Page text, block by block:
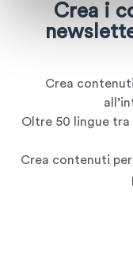
Crea i
Crea
Oltre 50 lingue
Crea contenuti